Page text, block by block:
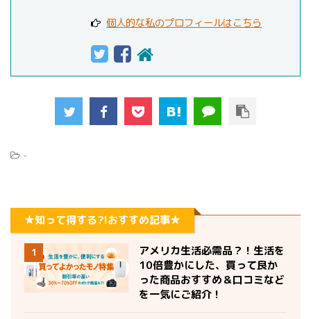
個人的な私のプロフィールはこちら
-
★知って得する?!おすすめ記事★
1
アメリカ生活必需品？！生活を
10倍豊かにした、買って良か
った商品おすすめ＆口コミなど
を一気にご紹介！